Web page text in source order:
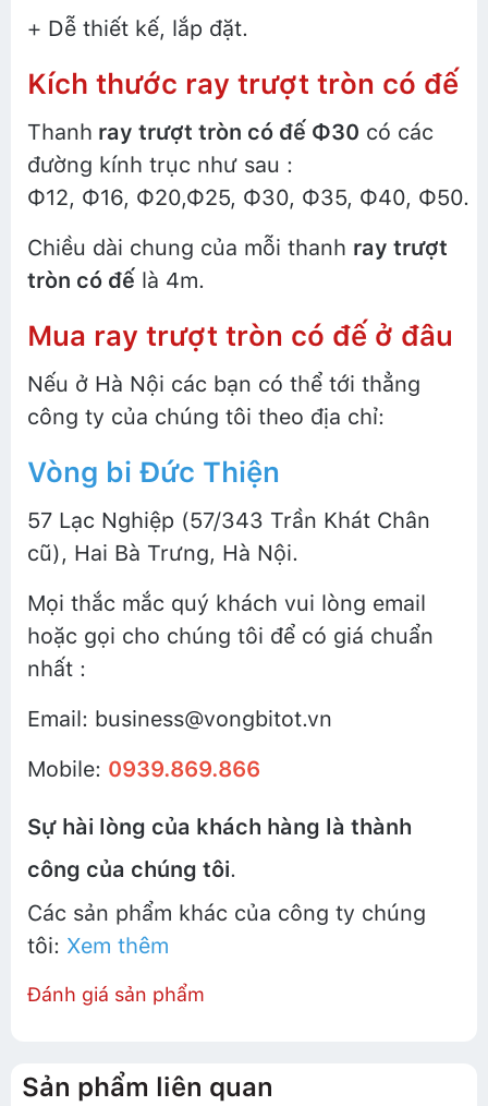
+ Dễ thiết kế, lắp đặt.
Kích thước ray trượt tròn có đế
Thanh ray trượt tròn có đế Φ30 có các
đường kính trục như sau :
Φ12, Φ16, Φ20,Φ25, Φ30, Φ35, Φ40, Φ50.
Chiều dài chung của mỗi thanh ray trượt
tròn có đế là 4m.
Mua ray trượt tròn có đế ở đâu
Nếu ở Hà Nội các bạn có thể tới thẳng
công ty của chúng tôi theo địa chỉ:
Vòng bi Đức Thiện
57 Lạc Nghiệp (57/343 Trần Khát Chân
cũ), Hai Bà Trưng, Hà Nội.
Mọi thắc mắc quý khách vui lòng email
hoặc gọi cho chúng tôi để có giá chuẩn
nhất :
Email: business@vongbitot.vn
Mobile: 0939.869.866
Sự hài lòng của khách hàng là thành
công của chúng tôi.
Các sản phẩm khác của công ty chúng
tôi: Xem thêm
Đánh giá sản phẩm
Sản phẩm liên quan